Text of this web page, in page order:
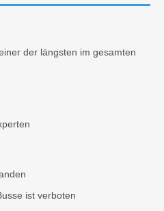
der längsten im gesamten
ist verboten